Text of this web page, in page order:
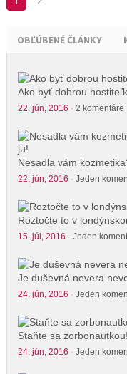
OBĽÚBENÉ ČLÁNKY
Ako byť dobrou
22. jún, 2016 · 2 komentáre
Nesadla vám
22. jún, 2016 · Jeden
Roztočte to v
15. júl, 2016 · Jeden
Je duševná nevera
24. jún, 2016 · Jeden
Staňte sa zorbonautkou!
24. jún, 2016 · Jeden